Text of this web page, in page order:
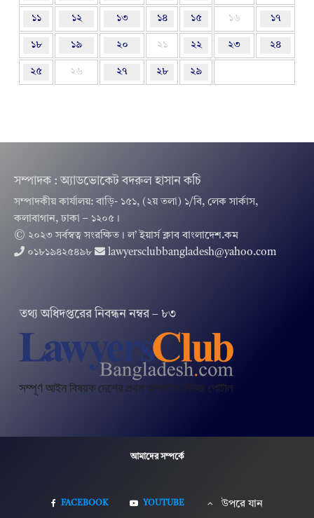
১১ ১২ ১৩ ১৪ ১৫ ১৬ ১৭
১৮ ১৯ ২০ ২১ ২২ ২৩ ২৪
২৫ ২৬ ২৭ ২৮ ২৯
সম্পাদক : অ্যাডভোকেট বদরুল হাসান কচি
সম্পাদকীয় কার্যালয়: বাড়ি- ১৫১, (২য় তলা) ১/বি, লেক সার্কাস,
কলাবাগান, ঢাকা – ১২০৫।
© ২০২৩ সর্বস্বত্ব সংরক্ষিত । ল’ ইয়ার্স ক্লাব বাংলাদেশ.কম
০১৮১৯৪২৫৪৯৮
lawyersclubbangladesh@yahoo.com
তথ‌্য অ‌ধিদপ্ত‌রের নিবন্ধন নম্বর – ৮৩
আমাদের সম্পর্কে
FACEBOOK YOUTUBE উপরে যান